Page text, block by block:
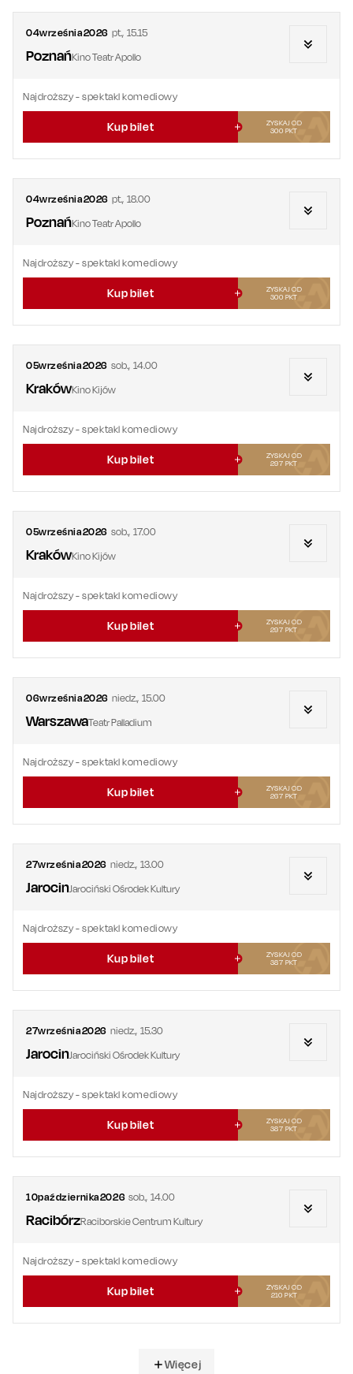
04września2026 pt., 15.15
PoznańKino Teatr Apollo
Najdroższy- spektakl komediowy
Kup bilet
ZYSKAJ OD
300 PKT
04września2026 pt., 18.00
PoznańKino Teatr Apollo
Najdroższy- spektakl komediowy
Kup bilet
ZYSKAJ OD
300 PKT
05września2026 sob., 14.00
KrakówKino Kijów
Najdroższy- spektakl komediowy
Kup bilet
ZYSKAJ OD
297 PKT
05września2026 sob., 17.00
KrakówKino Kijów
Najdroższy- spektakl komediowy
Kup bilet
ZYSKAJ OD
297 PKT
06września2026 niedz., 15.00
WarszawaTeatr Palladium
Najdroższy- spektakl komediowy
Kup bilet
ZYSKAJ OD
267 PKT
27września2026 niedz., 13.00
JarocinJarociński Ośrodek Kultury
Najdroższy- spektakl komediowy
Kup bilet
ZYSKAJ OD
387 PKT
27września2026 niedz., 15.30
JarocinJarociński Ośrodek Kultury
Najdroższy- spektakl komediowy
Kup bilet
ZYSKAJ OD
387 PKT
10października2026 sob.,14.00
RacibórzRaciborskie Centrum Kultury
Najdroższy- spektakl komediowy
Kup bilet
ZYSKAJ OD
210 PKT
Więcej